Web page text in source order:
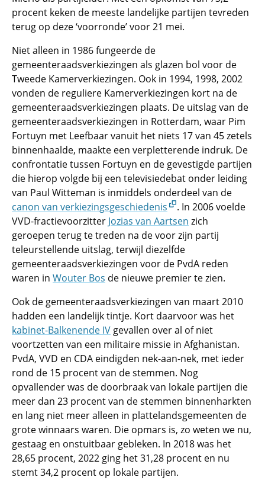
procent keken de meeste landelijke partijen tevreden
terug op deze ‘voorronde’ voor 21 mei.
Niet alleen in 1986 fungeerde de
gemeenteraadsverkiezingen als glazen bol voor de
Tweede Kamerverkiezingen. Ook in 1994, 1998, 2002
vonden de reguliere Kamerverkiezingen kort na de
gemeenteraadsverkiezingen plaats. De uitslag van de
gemeenteraadsverkiezingen in Rotterdam, waar Pim
Fortuyn met Leefbaar vanuit het niets 17 van 45 zetels
binnenhaalde, maakte een verpletterende indruk. De
confrontatie tussen Fortuyn en de gevestigde partijen
die hierop volgde bij een televisiedebat onder leiding
van Paul Witteman is inmiddels onderdeel van de
canon van verkiezingsgeschiedenis
. In 2006 voelde
VVD-fractievoorzitter Jozias van Aartsen zich
geroepen terug te treden na de voor zijn partij
teleurstellende uitslag, terwijl diezelfde
gemeenteraadsverkiezingen voor de PvdA reden
waren in Wouter Bos de nieuwe premier te zien.
Ook de gemeenteraadsverkiezingen van maart 2010
hadden een landelijk tintje. Kort daarvoor was het
kabinet-Balkenende IV gevallen over al of niet
voortzetten van een militaire missie in Afghanistan.
PvdA, VVD en CDA eindigden nek-aan-nek, met ieder
rond de 15 procent van de stemmen. Nog
opvallender was de doorbraak van lokale partijen die
meer dan 23 procent van de stemmen binnenharkten
en lang niet meer alleen in plattelandsgemeenten de
grote winnaars waren. Die opmars is, zo weten we nu,
gestaag en onstuitbaar gebleken. In 2018 was het
28,65 procent, 2022 ging het 31,28 procent en nu
stemt 34,2 procent op lokale partijen.